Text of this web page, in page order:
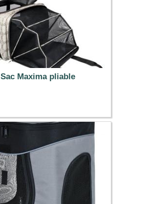
Sac Maxima pliable
79.99 €